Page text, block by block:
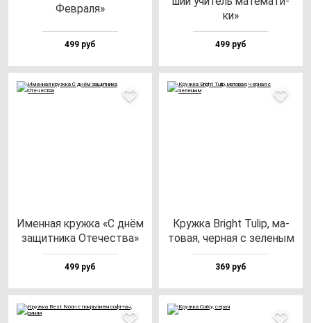
Фев­ра­ля»
499 руб
ки»
499 руб
Имен­ная круж­ка «С днём
за­щит­ни­ка Оте­чес­тва»
499 руб
Круж­ка Bright Tulip, ма­
то­вая, чер­ная с зе­ле­ным
369 руб